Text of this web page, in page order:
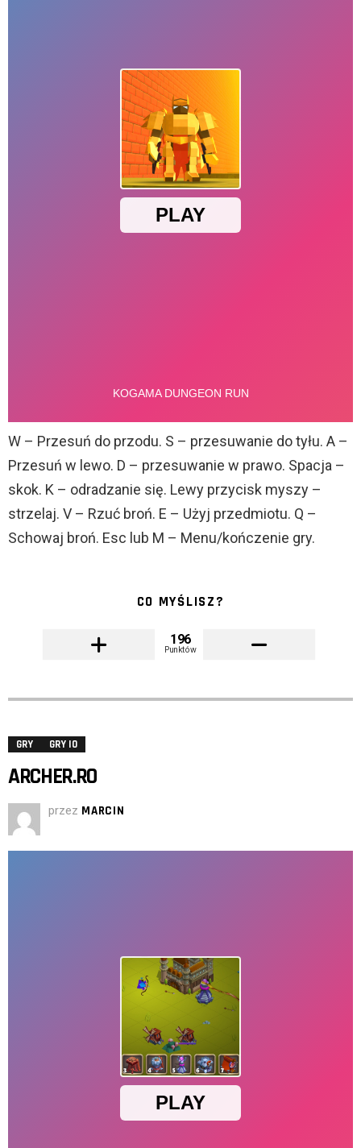
W – Przesuń do przodu. S – przesuwanie do tyłu. A –
Przesuń w lewo. D – przesuwanie w prawo. Spacja –
skok. K – odradzanie się. Lewy przycisk myszy –
strzelaj. V – Rzuć broń. E – Użyj przedmiotu. Q –
Schowaj broń. Esc lub M – Menu/kończenie gry.
CO MYŚLISZ?
196
Punktów
GRY GRY IO
ARCHER.RO
przez MARCIN